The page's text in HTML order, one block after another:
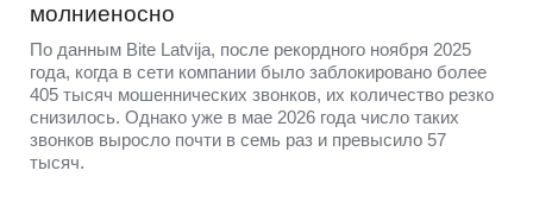
молниеносно
По данным Bite Latvija, после рекордного ноября 2025
года, когда в сети компании было заблокировано более
405 тысяч мошеннических звонков, их количество резко
снизилось. Однако уже в мае 2026 года число таких
звонков выросло почти в семь раз и превысило 57
тысяч.